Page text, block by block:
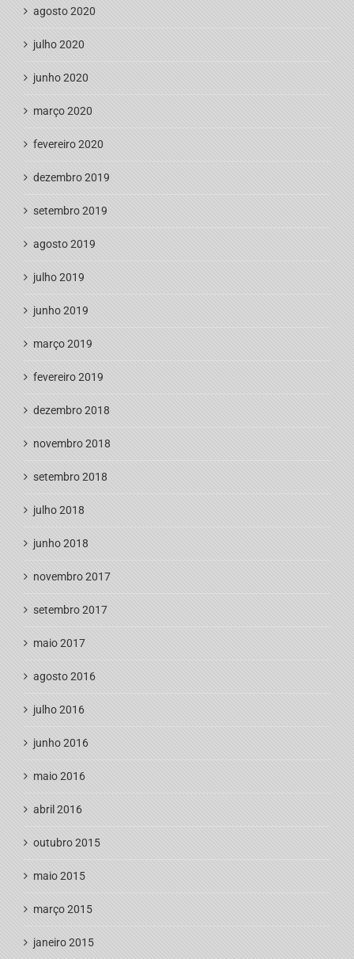
agosto 2020
julho 2020
junho 2020
março 2020
fevereiro 2020
dezembro 2019
setembro 2019
agosto 2019
julho 2019
junho 2019
março 2019
fevereiro 2019
dezembro 2018
novembro 2018
setembro 2018
julho 2018
junho 2018
novembro 2017
setembro 2017
maio 2017
agosto 2016
julho 2016
junho 2016
maio 2016
abril 2016
outubro 2015
maio 2015
março 2015
janeiro 2015